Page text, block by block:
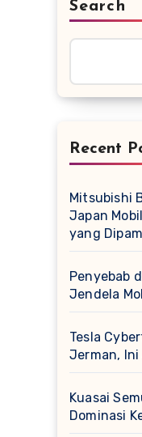
Search
Recent
Mitsubishi
Japan
yang
Penyebab
Jendela
Tesla
Jerman, Ini
Kuasai
Dominasi